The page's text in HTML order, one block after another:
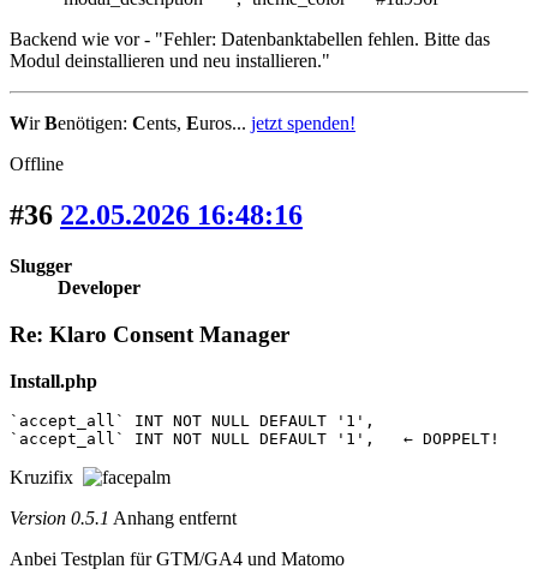
Backend wie vor - "Fehler: Datenbanktabellen fehlen. Bitte das
Modul deinstallieren und neu installieren."
WirBenötigen: Cents, Euros... jetzt spenden!
Offline
#36 22.05.2026 16:48:16
Slugger
Developer
Re: Klaro Consent Manager
Install.php
`accept_all` INT NOT NULL DEFAULT '1',
`accept_all` INT NOT NULL DEFAULT '1',   ← DOPPELT!
Kruzifix
Version 0.5.1 Anhang entfernt
Anbei Testplan für GTM/GA4 und Matomo